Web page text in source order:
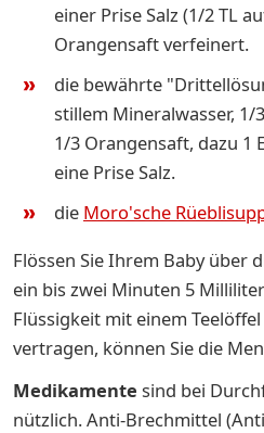
einer Prise Salz (1/2 TL
Orangensaft verfeinert.
die bewährte
stillem Mineralwasser,
1/3 Orangensaft, dazu 1
eine Prise Salz.
die Moro'sche
Flössen Sie Ihrem Baby über
ein bis zwei Minuten 5
Flüssigkeit mit einem
vertragen, können Sie die
Medikamente sind bei
nützlich. Anti-Brechmittel